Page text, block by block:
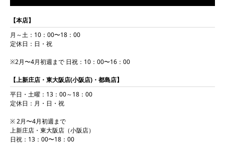
【本店】
月～土：10：00〜18：00
定休日：日・祝
※2月〜4月初週まで 日祝：10：00〜16：00
【上新庄店・東大阪店(小阪店)・都島店】
平日・土曜：13：00～18：00
定休日：月・日・祝
※ 2月〜4月初週まで
上新庄店・東大阪店（小阪店）
日祝：13：00〜18：00